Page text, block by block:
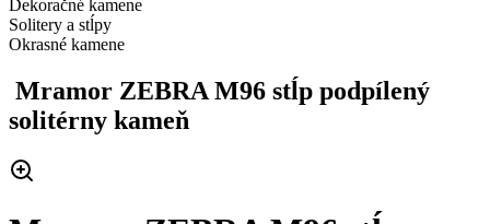
Dekoračné kamene
Solitery a stĺpy
Okrasné kamene
Mramor ZEBRA M96 stĺp podpílený
solitérny kameň